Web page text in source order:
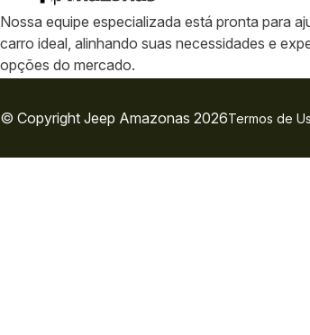
Nossa equipe especializada está pronta para
carro ideal, alinhando suas necessidades e
opções do mercado.
© Copyright Jeep Amazonas 2026Termos de